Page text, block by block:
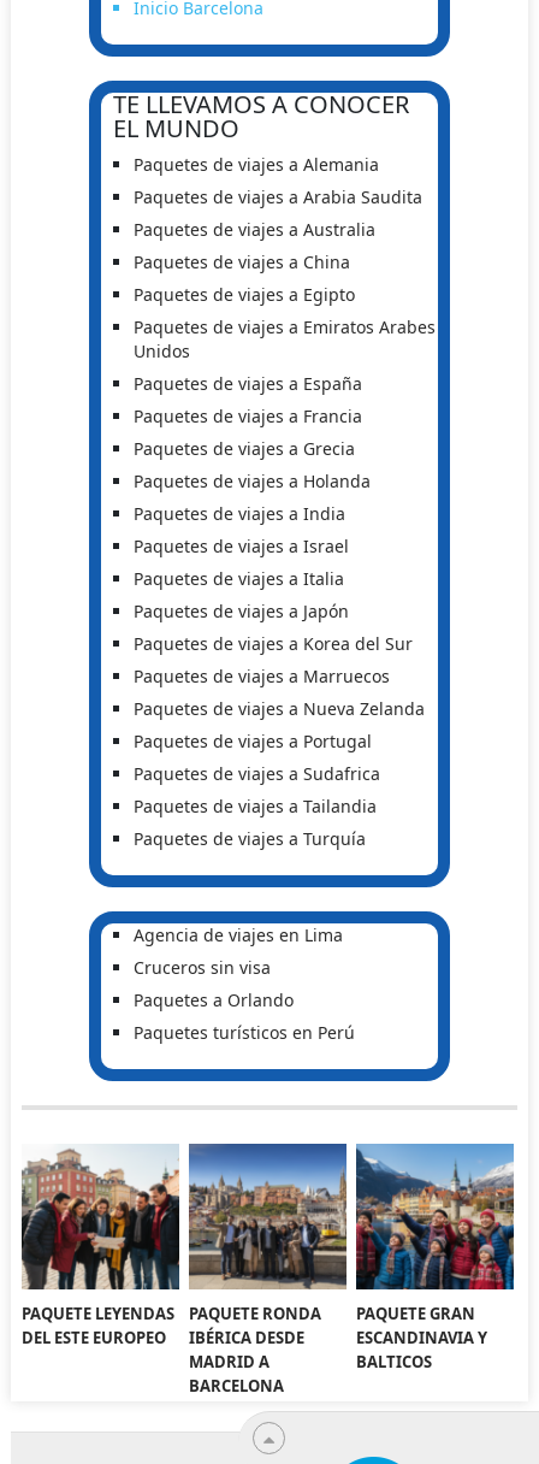
Inicio Barcelona
TE LLEVAMOS A CONOCER
EL MUNDO
Paquetes de viajes a Alemania
Paquetes de viajes a Arabia Saudita
Paquetes de viajes a Australia
Paquetes de viajes a China
Paquetes de viajes a Egipto
Paquetes de viajes a Emiratos Arabes
Unidos
Paquetes de viajes a España
Paquetes de viajes a Francia
Paquetes de viajes a Grecia
Paquetes de viajes a Holanda
Paquetes de viajes a India
Paquetes de viajes a Israel
Paquetes de viajes a Italia
Paquetes de viajes a Japón
Paquetes de viajes a Korea del Sur
Paquetes de viajes a Marruecos
Paquetes de viajes a Nueva Zelanda
Paquetes de viajes a Portugal
Paquetes de viajes a Sudafrica
Paquetes de viajes a Tailandia
Paquetes de viajes a Turquía
Agencia de viajes en Lima
Cruceros sin visa
Paquetes a Orlando
Paquetes turísticos en Perú
PAQUETE LEYENDAS
DEL ESTE EUROPEO
PAQUETE RONDA
IBÉRICA DESDE
MADRID A
BARCELONA
PAQUETE GRAN
ESCANDINAVIA Y
BALTICOS